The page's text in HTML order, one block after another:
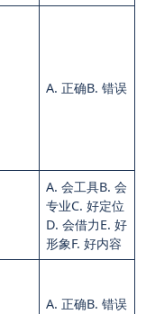
A. 正确B. 错误
A. 会工具B. 会
专业C. 好定位
D. 会借力E. 好
形象F. 好内容
A. 正确B. 错误